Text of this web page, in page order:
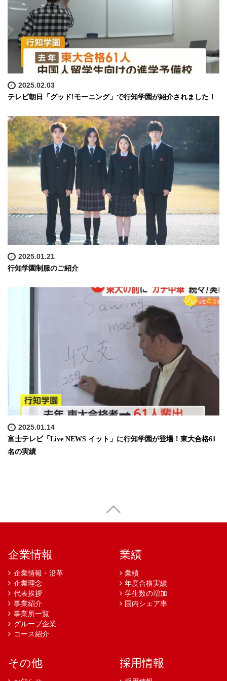
2025.02.03
テレビ朝日「グッド!モーニング」で行知学園が紹介されました！
2025.01.21
行知学園制服のご紹介
2025.01.14
富士テレビ「Live NEWS イット」に行知学園が登場！東大合格61
名の実績
企業情報
企業情報・沿革
企業理念
代表挨拶
事業紹介
事業所一覧
グループ企業
コース紹介
業績
業績
年度合格実績
学生数の増加
国内シェア率
その他 採用情報